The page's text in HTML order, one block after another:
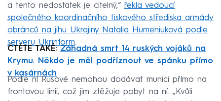
a tento nedostatek je citelný,“ řekla vedoucí
společného koordinačního tiskového střediska armády
obránců na jihu Ukrajiny Natalia Humeniuková podle
serveru Ukrinform.
ČTĚTE TAKÉ: Záhadná smrt 14 ruských vojáků na
Krymu. Někdo je měl podříznout ve spánku přímo
v kasárnách
Podle ní Rusové nemohou dodávat munici přímo na
frontovou linii, což jim ztěžuje pobyt na ní. „Kvůli